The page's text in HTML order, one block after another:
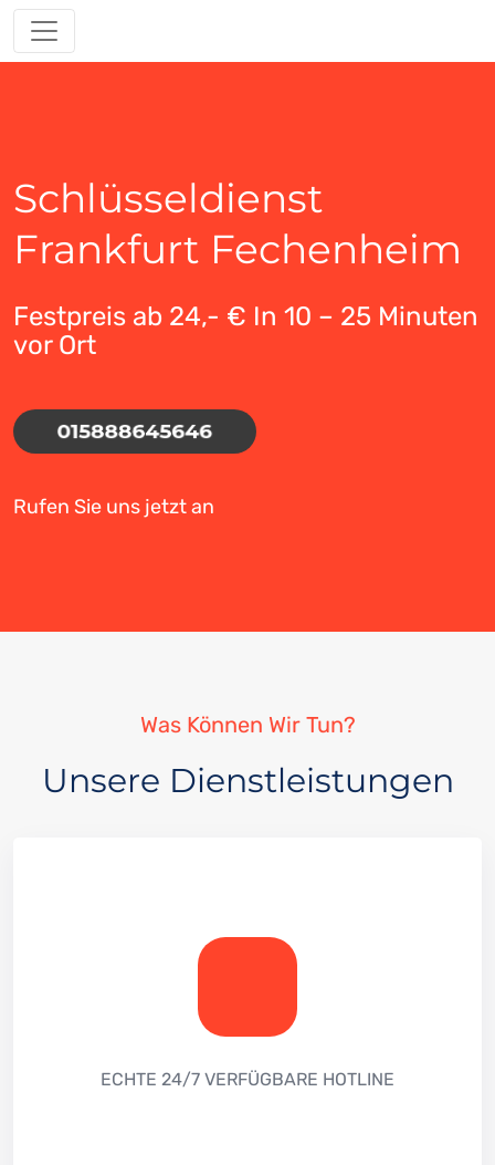
Schlüsseldienst
Frankfurt Fechenheim
Festpreis ab 24,- € In 10 – 25 Minuten
vor Ort
Rufen Sie uns jetzt an
Was Können Wir Tun?
Unsere Dienstleistungen
ECHTE 24/7 VERFÜGBARE HOTLINE